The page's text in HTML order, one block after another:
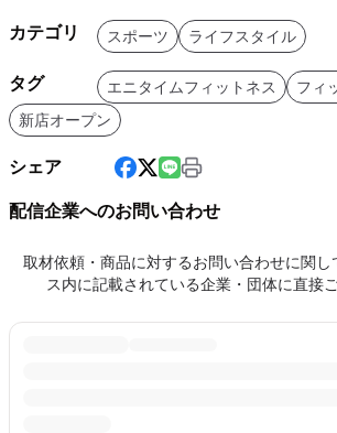
カテゴリ スポーツ ライフスタイル
タグ エニタイムフィットネス フィ
新店オープン
シェア
配信企業へのお問い合わせ
取材依頼・商品に対するお問い合わせに関し
ス内に記載されている企業・団体に直接